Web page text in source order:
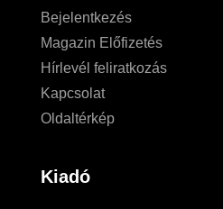
Bejelentkezés
Magazin Előfizetés
Hírlevél feliratkozás
Kapcsolat
Oldaltérkép
Kiadó